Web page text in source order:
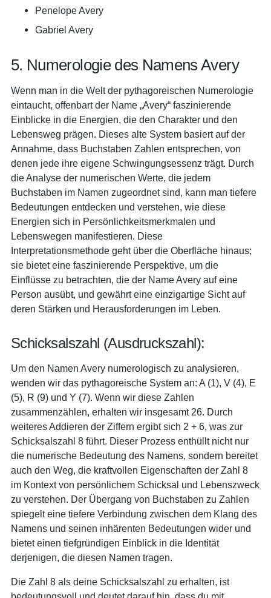
Penelope Avery
Gabriel Avery
5. Numerologie des Namens Avery
Wenn man in die Welt der pythagoreischen Numerologie
eintaucht, offenbart der Name „Avery“ faszinierende
Einblicke in die Energien, die den Charakter und den
Lebensweg prägen. Dieses alte System basiert auf der
Annahme, dass Buchstaben Zahlen entsprechen, von
denen jede ihre eigene Schwingungsessenz trägt. Durch
die Analyse der numerischen Werte, die jedem
Buchstaben im Namen zugeordnet sind, kann man tiefere
Bedeutungen entdecken und verstehen, wie diese
Energien sich in Persönlichkeitsmerkmalen und
Lebenswegen manifestieren. Diese
Interpretationsmethode geht über die Oberfläche hinaus;
sie bietet eine faszinierende Perspektive, um die
Einflüsse zu betrachten, die der Name Avery auf eine
Person ausübt, und gewährt eine einzigartige Sicht auf
deren Stärken und Herausforderungen im Leben.
Schicksalszahl (Ausdruckszahl):
Um den Namen Avery numerologisch zu analysieren,
wenden wir das pythagoreische System an: A (1), V (4), E
(5), R (9) und Y (7). Wenn wir diese Zahlen
zusammenzählen, erhalten wir insgesamt 26. Durch
weiteres Addieren der Ziffern ergibt sich 2 + 6, was zur
Schicksalszahl 8 führt. Dieser Prozess enthüllt nicht nur
die numerische Bedeutung des Namens, sondern bereitet
auch den Weg, die kraftvollen Eigenschaften der Zahl 8
im Kontext von persönlichem Schicksal und Lebenszweck
zu verstehen. Der Übergang von Buchstaben zu Zahlen
spiegelt eine tiefere Verbindung zwischen dem Klang des
Namens und seinen inhärenten Bedeutungen wider und
bietet einen tiefgründigen Einblick in die Identität
derjenigen, die diesen Namen tragen.
Die Zahl 8 als deine Schicksalszahl zu erhalten, ist